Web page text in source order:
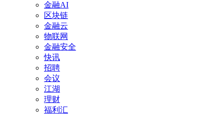
金融AI
区块链
金融云
物联网
金融安全
快讯
招聘
会议
江湖
理财
福利汇